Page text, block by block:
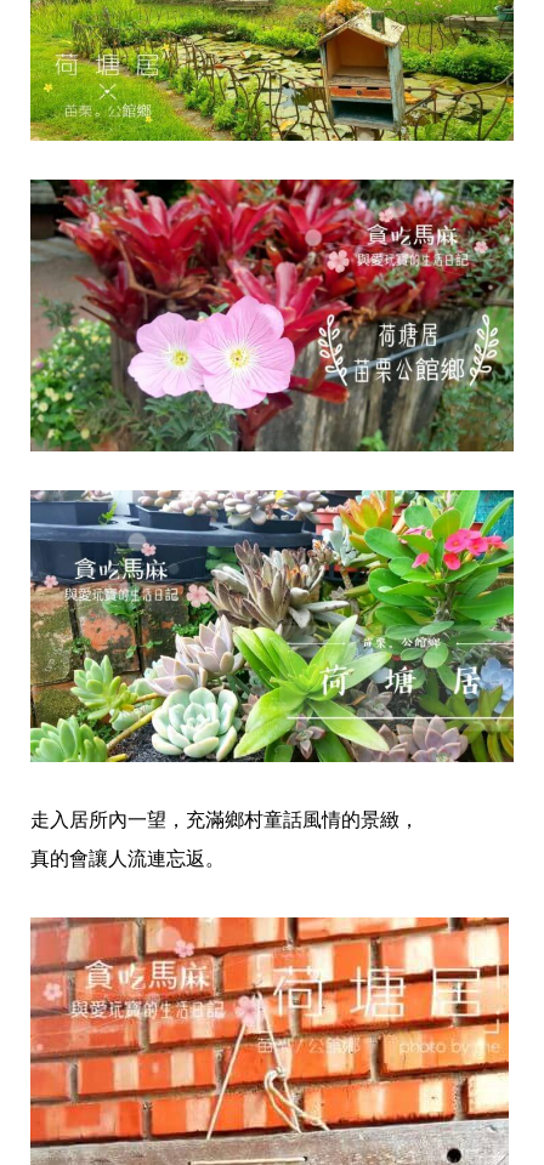
走入居所內一望，充滿鄉村童話風情的景緻，
真的會讓人流連忘返。